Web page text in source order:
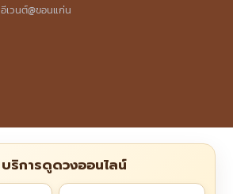
อีเวนต์@ขอนแก่น
บริการดูดวงออนไลน์